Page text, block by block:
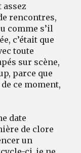
assez
rencontres,
comme s’il
c’était que
toute
sur scène,
parce que
ce moment,
date
de clore
un